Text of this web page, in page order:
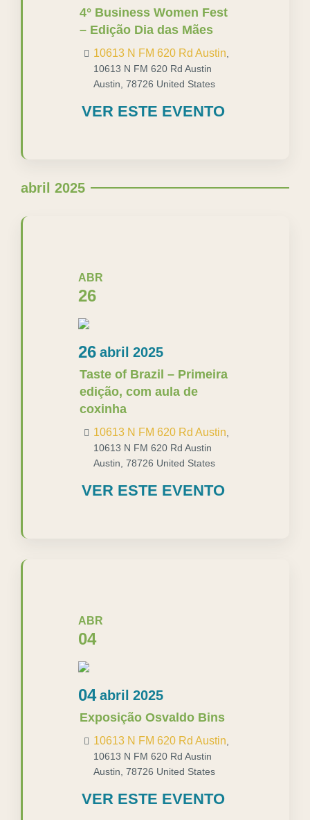
4° Business Women Fest
– Edição Dia das Mães
10613 N FM 620 Rd Austin
10613 N FM 620 Rd Austin
Austin 78726 United States
VER ESTE EVENTO
abril 2025
ABR
26
26 abril 2025
Taste of Brazil – Primeira
edição, com aula de
coxinha
10613 N FM 620 Rd Austin
10613 N FM 620 Rd Austin
Austin 78726 United States
VER ESTE EVENTO
ABR
04
04 abril 2025
Exposição Osvaldo Bins
10613 N FM 620 Rd Austin
10613 N FM 620 Rd Austin
Austin 78726 United States
VER ESTE EVENTO